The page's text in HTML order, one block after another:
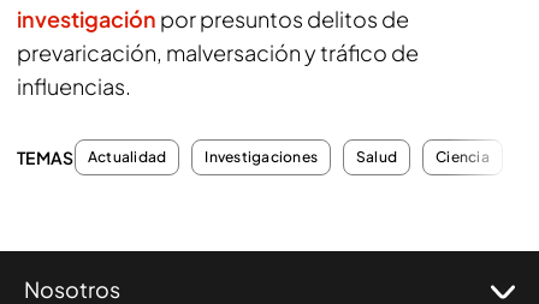
investigación por presuntos delitos de
prevaricación, malversación y tráfico de
influencias.
TEMAS Actualidad Investigaciones Salud Ciencia
Nosotros